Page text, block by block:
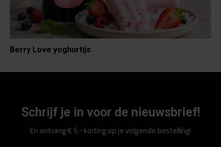
Berry Love yoghurtijs
Schrijf je in voor de nieuwsbrief!
En ontvang € 5,- korting op je volgende bestelling!